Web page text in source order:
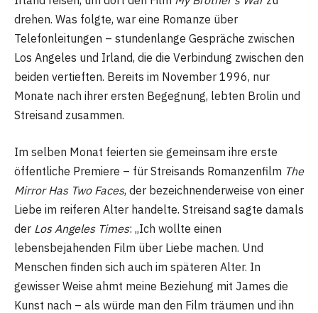
drehen. Was folgte, war eine Romanze über
Telefonleitungen – stundenlange Gespräche zwischen
Los Angeles und Irland, die die Verbindung zwischen den
beiden vertieften. Bereits im November 1996, nur
Monate nach ihrer ersten Begegnung, lebten Brolin und
Streisand zusammen.
Im selben Monat feierten sie gemeinsam ihre erste
öffentliche Premiere – für Streisands Romanzenfilm The
Mirror Has Two Faces, der bezeichnenderweise von einer
Liebe im reiferen Alter handelte. Streisand sagte damals
der Los Angeles Times: „Ich wollte einen
lebensbejahenden Film über Liebe machen. Und
Menschen finden sich auch im späteren Alter. In
gewisser Weise ahmt meine Beziehung mit James die
Kunst nach – als würde man den Film träumen und ihn